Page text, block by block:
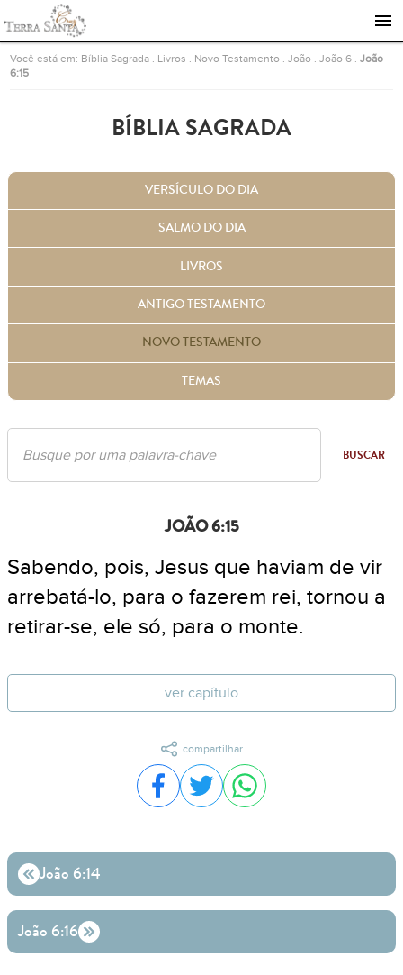
Ir para a página inicial
Você está em: Bíblia Sagrada Livros Novo Testamento .João .João 6 .João
6:15
BÍBLIA SAGRADA
VERSÍCULO DO DIA
SALMO DO DIA
LIVROS
ANTIGO TESTAMENTO
NOVO TESTAMENTO
TEMAS
BUSCAR
JOÃO 6:15
Sabendo, pois, Jesus que haviam de vir
arrebatá-lo, para o fazerem rei, tornou a
retirar-se, ele só, para o monte.
ver capítulo
compartilhar
Compartilhar no Facebook
Compartilhar no Twitter
Compartilhar no
João 6:14
João 6:16